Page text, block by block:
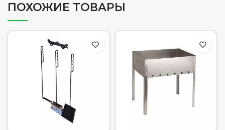
ПОХОЖИЕ ТОВАРЫ